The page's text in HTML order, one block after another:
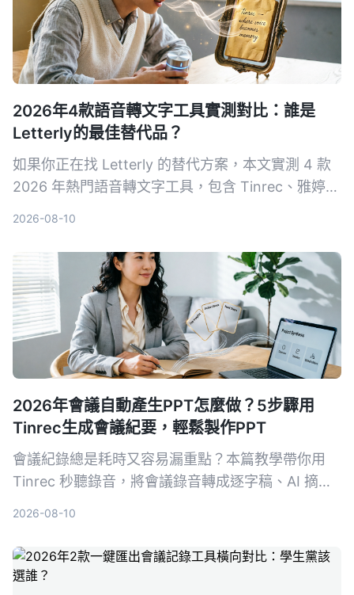
2026年4款語音轉文字工具實測對比：誰是
Letterly的最佳替代品？
如果你正在找 Letterly 的替代方案，本文實測 4 款
2026 年熱門語音轉文字工具，包含 Tinrec、雅婷逐
選擇。
2026-08-10
2026年會議自動產生PPT怎麼做？5步驟用
Tinrec生成會議紀要，輕鬆製作PPT
會議紀錄總是耗時又容易漏重點？本篇教學帶你用
Tinrec 秒聽錄音，將會議錄音轉成逐字稿、AI 摘要
2026-08-10